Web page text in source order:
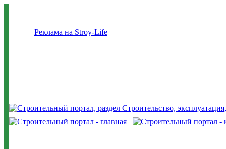
Реклама на Stroy-Life